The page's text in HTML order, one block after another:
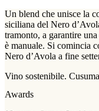
Un blend che unisce la
siciliana del Nero
tramonto, a garantire
è manuale. Si comincia
Nero d’Avola a fine
Vino sostenibile.
Awards